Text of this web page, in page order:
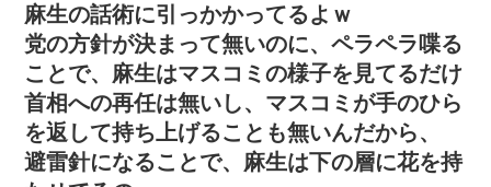
麻生の話術に引っかかってるよｗ
党の方針が決まって無いのに、ペラペラ喋る
ことで、麻生はマスコミの様子を見てるだけ
首相への再任は無いし、マスコミが手のひら
を返して持ち上げることも無いんだから、
避雷針になることで、麻生は下の層に花を持